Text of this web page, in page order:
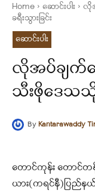
Home ဆောင်းပါး
လို
ခရီးသွားခြင်း
ဆောင်းပါး
လိုအပ်ချက်
သီးဖိုဒေသသို့
ByKantarawaddy
တောင်ကုန်း တောင်တ
ယား(ကရင်နီ)ပြည်န